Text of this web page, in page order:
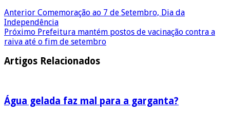
Anterior Comemoração ao 7 de Setembro, Dia da
Independência
Próximo Prefeitura mantém postos de vacinação contra a
raiva até o fim de setembro
Artigos Relacionados
Água gelada faz mal para a garganta?